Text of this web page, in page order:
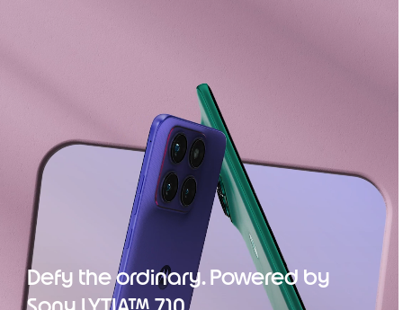
Defy the ordinary. Powered by